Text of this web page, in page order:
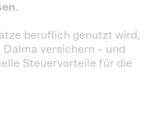
​.
beruflich genutzt wird,
versichern – und
Steuervorteile für die